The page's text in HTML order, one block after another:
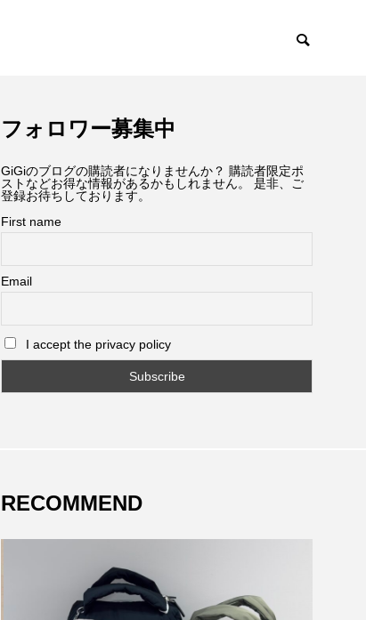
フォロワー募集中
GiGiのブログの購読者になりませんか？ 購読者限定ポ
ストなどお得な情報があるかもしれません。 是非、ご
登録お待ちしております。
First name
Email
I accept the privacy policy
RECOMMEND